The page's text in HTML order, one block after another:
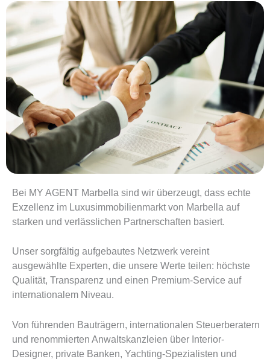
Bei MY AGENT Marbella sind wir überzeugt, dass echte
Exzellenz im Luxusimmobilienmarkt von Marbella auf
starken und verlässlichen Partnerschaften basiert.
Unser sorgfältig aufgebautes Netzwerk vereint
ausgewählte Experten, die unsere Werte teilen: höchste
Qualität, Transparenz und einen Premium-Service auf
internationalem Niveau.
Von führenden Bauträgern, internationalen Steuerberatern
und renommierten Anwaltskanzleien über Interior-
Designer, private Banken, Yachting-Spezialisten und